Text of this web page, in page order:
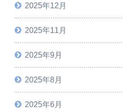
2025年12月
2025年11月
2025年9月
2025年8月
2025年6月